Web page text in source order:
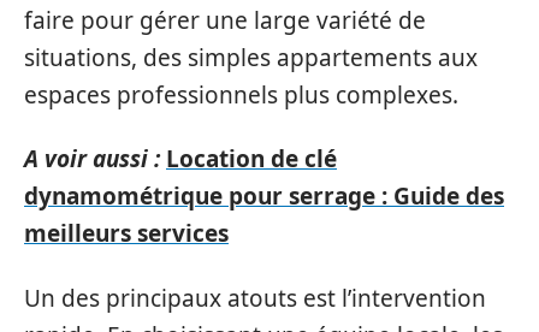
faire pour gérer une large variété de
situations, des simples appartements aux
espaces professionnels plus complexes.
A voir aussi : Location de clé
dynamométrique pour serrage : Guide des
meilleurs services
Un des principaux atouts est l’intervention